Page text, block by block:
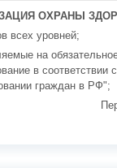
ОХРАНЫ
всех уровней;
на
в
граждан в РФ";